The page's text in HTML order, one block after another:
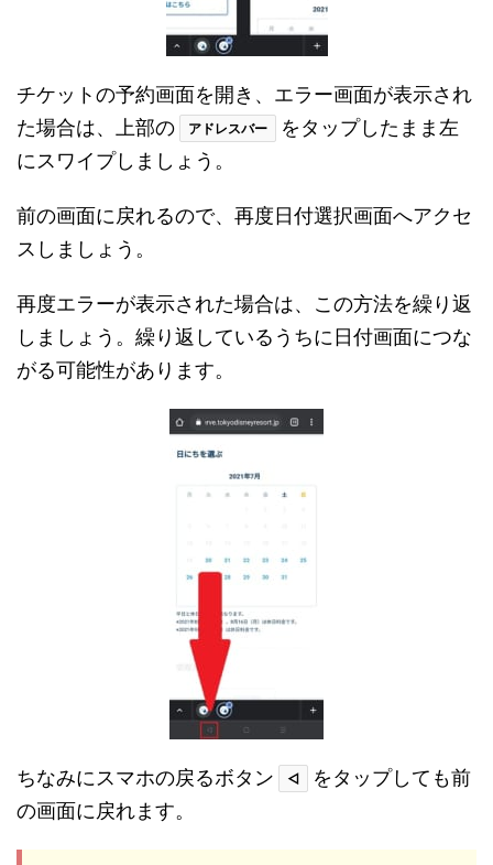
チケットの予約画面を開き、エラー画面が表示され
た場合は、上部の
アドレスバー
をタップしたまま左
にスワイプしましょう。
前の画面に戻れるので、再度日付選択画面へアクセ
スしましょう。
再度エラーが表示された場合は、この方法を繰り返
しましょう。繰り返しているうちに日付画面につな
がる可能性があります。
ちなみにスマホの戻るボタン ◁
をタップしても前
の画面に戻れます。